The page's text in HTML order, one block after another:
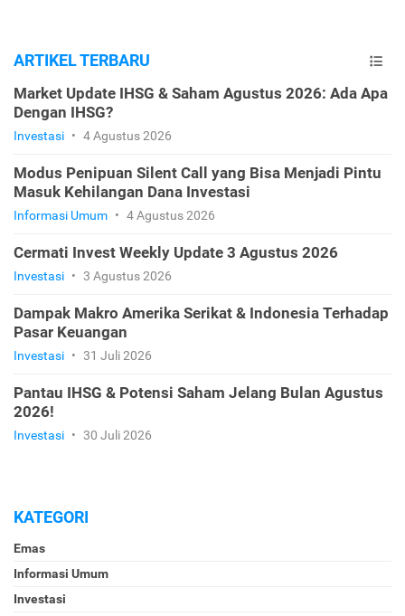
ARTIKEL TERBARU
Market Update IHSG & Saham Agustus 2026: Ada Apa
Dengan IHSG?
Investasi • 4 Agustus 2026
Modus Penipuan Silent Call yang Bisa Menjadi Pintu
Masuk Kehilangan Dana Investasi
Informasi Umum • 4 Agustus 2026
Cermati Invest Weekly Update 3 Agustus 2026
Investasi • 3 Agustus 2026
Dampak Makro Amerika Serikat & Indonesia Terhadap
Pasar Keuangan
Investasi • 31 Juli 2026
Pantau IHSG & Potensi Saham Jelang Bulan Agustus
2026!
Investasi • 30 Juli 2026
KATEGORI
Emas
Informasi Umum
Investasi